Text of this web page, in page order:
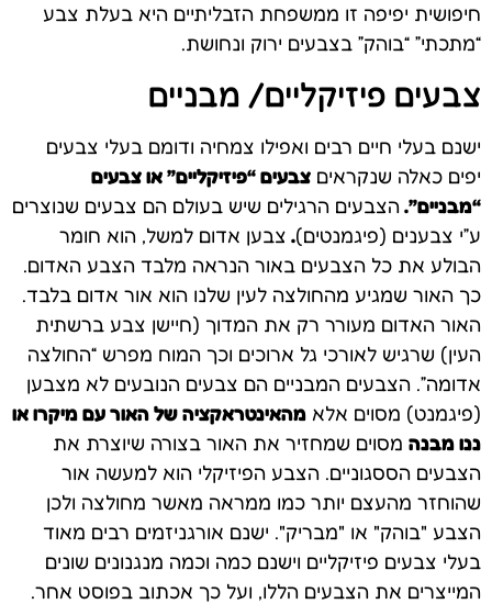
חיפושית יפיפה זו ממשפחת הזבליתיים היא בעלת צבע
“מתכתי” “בוהק” בצבעים ירוק ונחושת.
צבעים פיזיקליים/ מבניים
ישנם בעלי חיים רבים ואפילו צמחיה ודומם בעלי צבעים
יפים כאלה שנקראים צבעים “פיזיקליים” או צבעים
“מבניים”.הצבעים הרגילים שיש בעולם הם צבעים שנוצרים
ע”י צבענים (פיגמנטים). צבען אדום למשל, הוא חומר
הבולע את כל הצבעים באור הנראה מלבד הצבע האדום.
כך האור שמגיע מהחולצה לעין שלנו הוא אור אדום בלבד.
האור האדום מעורר רק את המדוך (חיישן צבע ברשתית
העין) שרגיש לאורכי גל ארוכים וכך המוח מפרש “החולצה
אדומה”. הצבעים המבניים הם צבעים הנובעים לא מצבען
(פיגמנט) מסוים אלא מהאינטראקציה של האור עם מיקרו או
ננו מבנה מסוים שמחזיר את האור בצורה שיוצרת את
הצבעים הססגוניים. הצבע הפיזיקלי הוא למעשה אור
שהוחזר מהעצם יותר כמו ממראה מאשר מחולצה ולכן
הצבע "בוהק" או "מבריק". ישנם אורגניזמים רבים מאוד
בעלי צבעים פיזיקליים וישנם כמה וכמה מנגנונים שונים
המייצרים את הצבעים הללו, ועל כך אכתוב בפוסט אחר.